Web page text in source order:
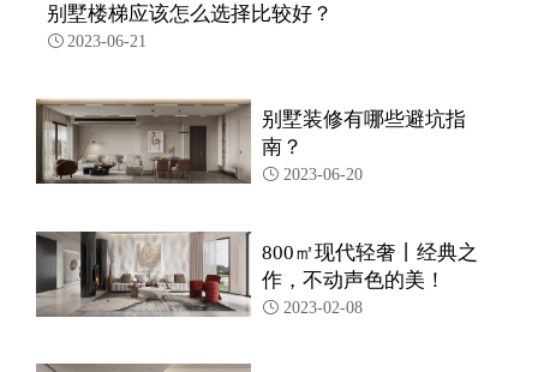
别墅楼梯应该怎么选择比较好？
 2023-06-21
别墅装修有哪些避坑指
南？
 2023-06-20
800㎡现代轻奢丨经典之
作，不动声色的美！
 2023-02-08